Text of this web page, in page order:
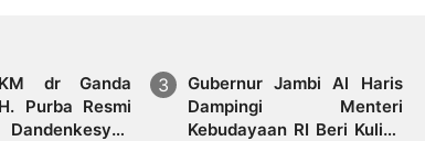
dr Ganda
Purba Resmi
Gubernur Jambi Al Haris
Dampingi Menteri
Kebudayaan RI Beri Kuliah